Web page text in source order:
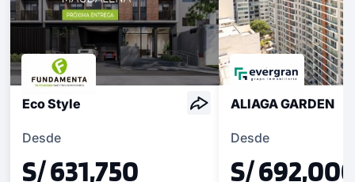
Eco Style
Desde
S/ 631,750
ALIAGA GARDEN
Desde
S/